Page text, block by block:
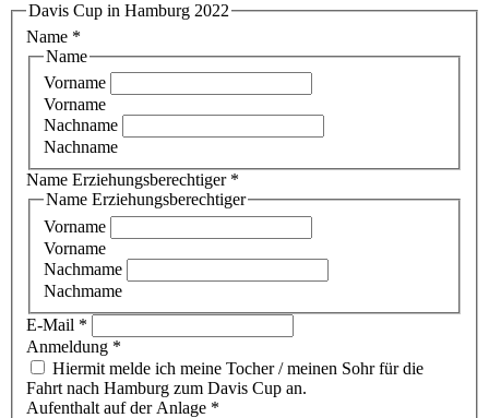
Davis Cup in Hamburg 2022
Name *
Name
Vorname
Vorname
Nachname
Nachname
Name Erziehungsberechtiger *
Name Erziehungsberechtiger
Vorname
Vorname
Nachmame
Nachmame
E-Mail *
Anmeldung *
Hiermit melde ich meine Tocher / meinen Sohr für die
Fahrt nach Hamburg zum Davis Cup an.
Aufenthalt auf der Anlage *